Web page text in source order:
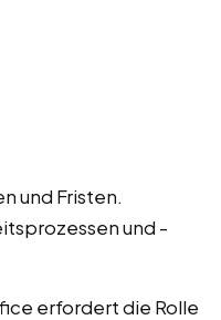
und Fristen.
und -
erfordert die Rolle